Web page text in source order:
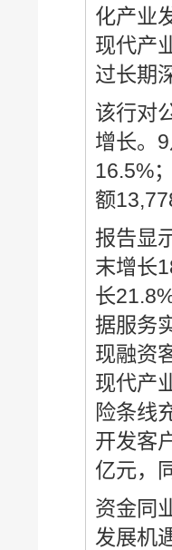
化产业
现代产
过长期
该行对
增长。
16.5%
额
报告显
末增长
长
据服务
现融资
现代产
险条线
开发客
亿元，
资金同
发展机